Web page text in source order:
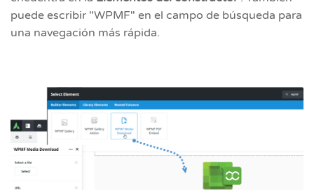
puede escribir "WPMF" en el campo de búsqueda para
una navegación más rápida.